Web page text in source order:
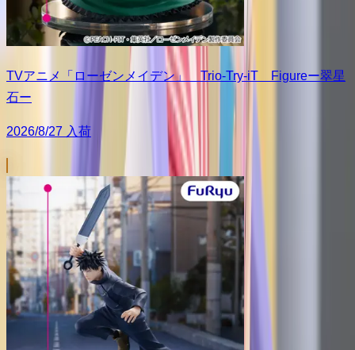
TVアニメ「ローゼンメイデン」 Trio-Try-iT Figureー翠星
石ー
2026/8/27 入荷